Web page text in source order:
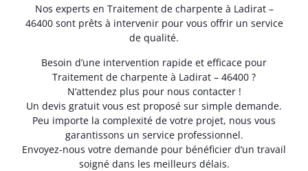
Nos experts en Traitement de charpente à Ladirat –
46400 sont prêts à intervenir pour vous offrir un service
de qualité.
Besoin d’une intervention rapide et efficace pour
Traitement de charpente à Ladirat – 46400 ?
N’attendez plus pour nous contacter !
Un devis gratuit vous est proposé sur simple demande.
Peu importe la complexité de votre projet, nous vous
garantissons un service professionnel.
Envoyez-nous votre demande pour bénéficier d’un travail
soigné dans les meilleurs délais.